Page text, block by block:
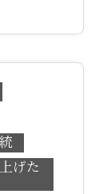
げた